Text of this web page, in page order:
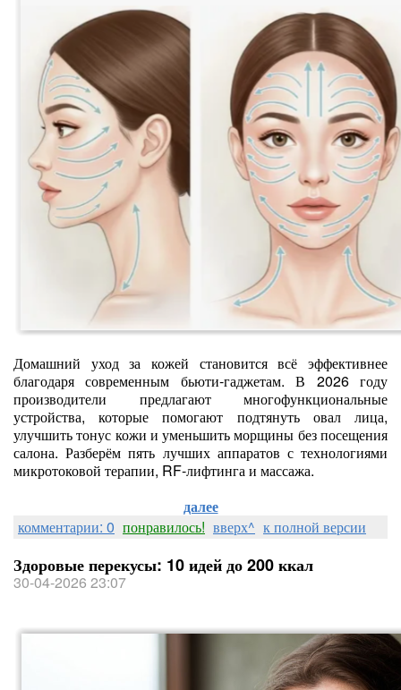
Домашний уход за кожей становится всё эффективнее
благодаря современным бьюти‑гаджетам. В 2026 году
производители предлагают многофункциональные
устройства, которые помогают подтянуть овал лица,
улучшить тонус кожи и уменьшить морщины без посещения
салона. Разберём пять лучших аппаратов с технологиями
микротоковой терапии, RF‑лифтинга и массажа.
далее
комментарии: 0 понравилось! вверх^ к полной версии
Здоровые перекусы: 10 идей до 200 ккал
30-04-2026 23:07